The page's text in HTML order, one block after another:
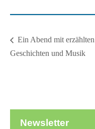
Ein Abend mit erzählten
Geschichten und Musik
Newsletter